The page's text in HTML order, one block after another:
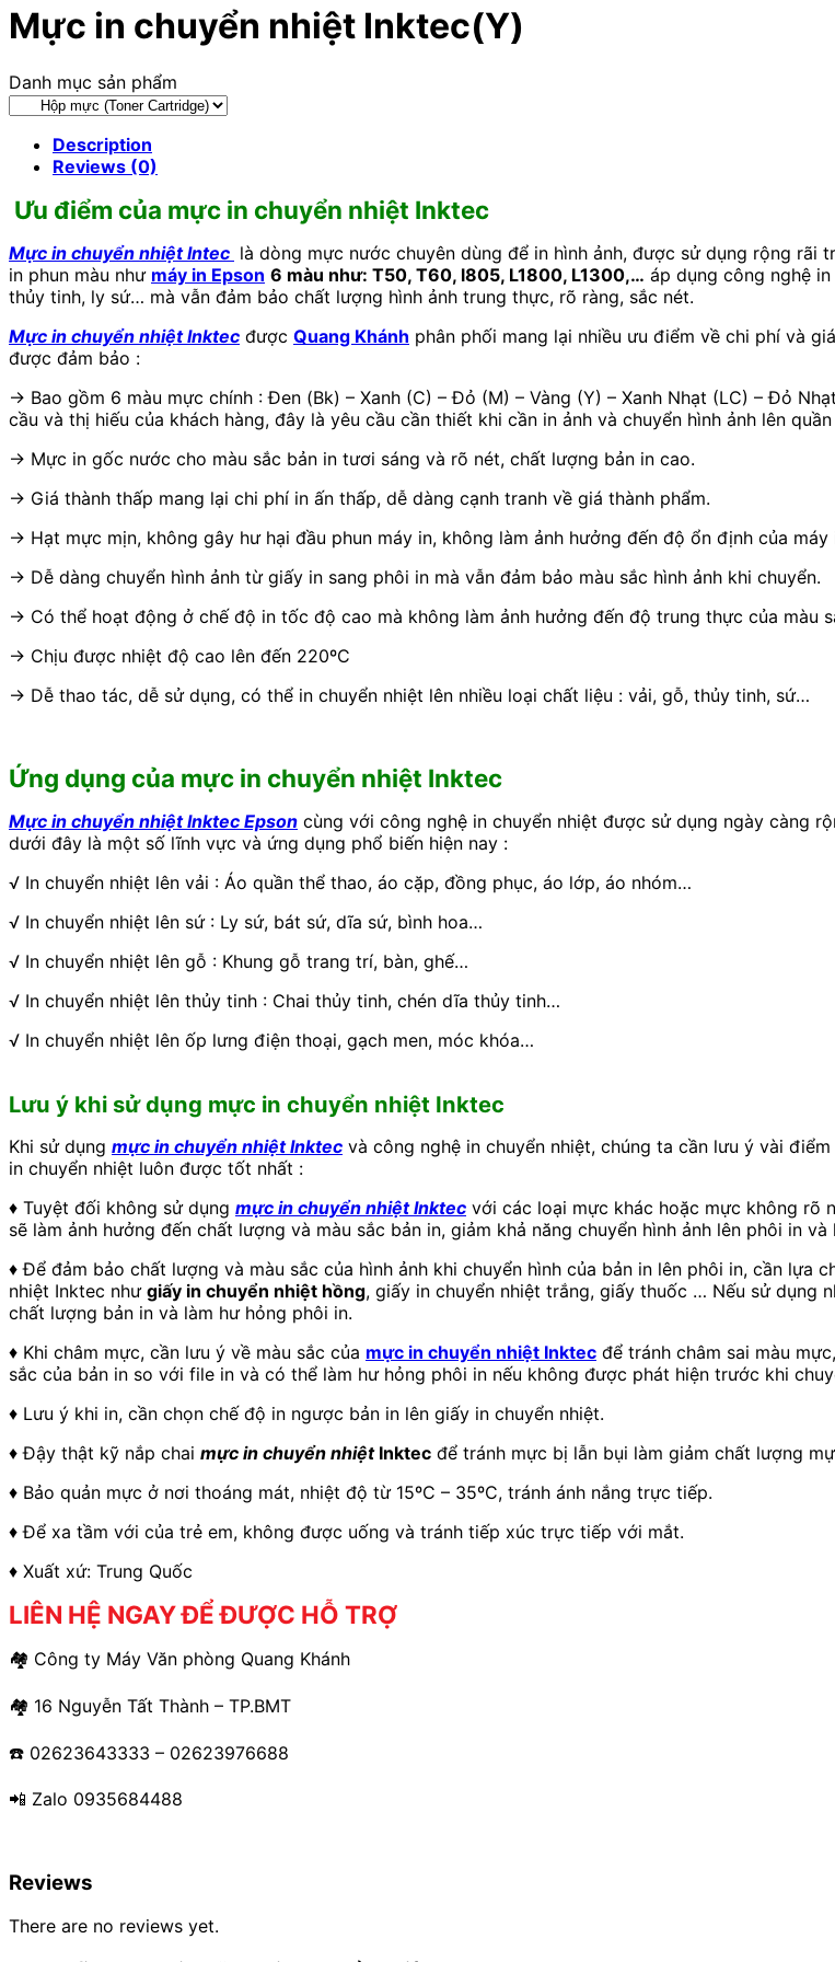
Mực in chuyển nhiệt Inktec(Y)
Danh mục sản phẩm
Description
Reviews (0)
Ưu điểm của mực in chuyển nhiệt Inktec
Mực in chuyển nhiệt Intec là dòng mực nước chuyên dùng để in hình ảnh, được sử dụng rộng rãi
in phun màu như máy in Epson 6 màu như: T50, T60, l805, L1800, L1300,… áp dụng công nghệ
thủy tinh, ly sứ… mà vẫn đảm bảo chất lượng hình ảnh trung thực, rõ ràng, sắc nét.
Mực in chuyển nhiệt Inktec được Quang Khánh phân phối mang lại nhiều ưu điểm về chi phí và
được đảm bảo :
→ Bao gồm 6 màu mực chính : Đen (Bk) – Xanh (C) – Đỏ (M) – Vàng (Y) – Xanh Nhạt (LC) – Đỏ
cầu và thị hiếu của khách hàng, đây là yêu cầu cần thiết khi cần in ảnh và chuyển hình ảnh lên quần
→ Mực in gốc nước cho màu sắc bản in tươi sáng và rõ nét, chất lượng bản in cao.
→ Giá thành thấp mang lại chi phí in ấn thấp, dễ dàng cạnh tranh về giá thành phẩm.
→ Hạt mực mịn, không gây hư hại đầu phun máy in, không làm ảnh hưởng đến độ ổn định của máy
→ Dễ dàng chuyển hình ảnh từ giấy in sang phôi in mà vẫn đảm bảo màu sắc hình ảnh khi chuyển.
→ Có thể hoạt động ở chế độ in tốc độ cao mà không làm ảnh hưởng đến độ trung thực của màu
→ Chịu được nhiệt độ cao lên đến 220ºC
→ Dễ thao tác, dễ sử dụng, có thể in chuyển nhiệt lên nhiều loại chất liệu : vải, gỗ, thủy tinh, sứ…
Ứng dụng của mực in chuyển nhiệt Inktec
Mực in chuyển nhiệt Inktec Epson cùng với công nghệ in chuyển nhiệt được sử dụng ngày càng
dưới đây là một số lĩnh vực và ứng dụng phổ biến hiện nay :
√ In chuyển nhiệt lên vải : Áo quần thể thao, áo cặp, đồng phục, áo lớp, áo nhóm…
√ In chuyển nhiệt lên sứ : Ly sứ, bát sứ, dĩa sứ, bình hoa…
√ In chuyển nhiệt lên gỗ : Khung gỗ trang trí, bàn, ghế…
√ In chuyển nhiệt lên thủy tinh : Chai thủy tinh, chén dĩa thủy tinh…
√ In chuyển nhiệt lên ốp lưng điện thoại, gạch men, móc khóa…
Lưu ý khi sử dụng mực in chuyển nhiệt Inktec
Khi sử dụng mực in chuyển nhiệt Inktec và công nghệ in chuyển nhiệt, chúng ta cần lưu ý vài
in chuyển nhiệt luôn được tốt nhất :
♦ Tuyệt đối không sử dụng mực in chuyển nhiệt Inktec với các loại mực khác hoặc mực không rõ
sẽ làm ảnh hưởng đến chất lượng và màu sắc bản in, giảm khả năng chuyển hình ảnh lên phôi in
♦ Để đảm bảo chất lượng và màu sắc của hình ảnh khi chuyển hình của bản in lên phôi in, cần lựa
nhiệt Inktec như giấy in chuyển nhiệt hồng, giấy in chuyển nhiệt trắng, giấy thuốc … Nếu sử dụng
chất lượng bản in và làm hư hỏng phôi in.
♦ Khi châm mực, cần lưu ý về màu sắc của mực in chuyển nhiệt Inktec để tránh châm sai màu
sắc của bản in so với file in và có thể làm hư hỏng phôi in nếu không được phát hiện trước khi
♦ Lưu ý khi in, cần chọn chế độ in ngược bản in lên giấy in chuyển nhiệt.
♦ Đậy thật kỹ nắp chai mực in chuyển nhiệtInktec để tránh mực bị lẫn bụi làm giảm chất lượng
♦ Bảo quản mực ở nơi thoáng mát, nhiệt độ từ 15ºC – 35ºC, tránh ánh nắng trực tiếp.
♦ Để xa tầm với của trẻ em, không được uống và tránh tiếp xúc trực tiếp với mắt.
♦ Xuất xứ: Trung Quốc
LIÊN HỆ NGAY ĐỂ ĐƯỢC HỖ TRỢ
🏘 Công ty Máy Văn phòng Quang Khánh
🏘 16 Nguyễn Tất Thành – TP.BMT
☎️ 02623643333 – 02623976688
📲 Zalo 0935684488
Reviews
There are no reviews yet.